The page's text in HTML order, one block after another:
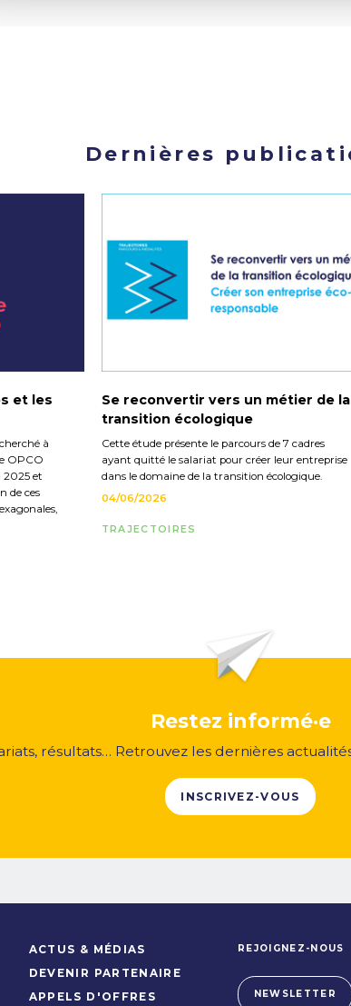
Dernières
et les
à
OPCO
2025 et
de ces
Se reconvertir vers un métier de la
transition écologique
Cette étude présente le parcours de 7 cadres
ayant quitté le salariat pour créer leur entreprise
dans le domaine de la transition écologique.
04/06/2026
TRAJECTOIRES
Restez informé·e
résultats… Retrouvez les dernières
INSCRIVEZ-VOUS
ACTUS & MÉDIAS
DEVENIR PARTENAIRE
APPELS D'OFFRES
REJOIGNEZ-NOUS
NEWSLETTER